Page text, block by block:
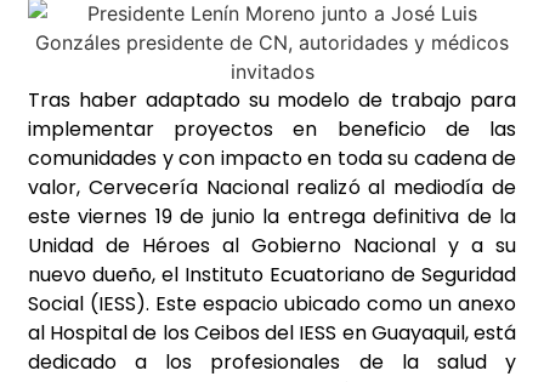
Tras haber adaptado su modelo de trabajo para
implementar proyectos en beneficio de las
comunidades y con impacto en toda su cadena de
valor, Cervecería Nacional realizó al mediodía de
este viernes 19 de junio la entrega definitiva de la
Unidad de Héroes al Gobierno Nacional y a su
nuevo dueño, el Instituto Ecuatoriano de Seguridad
Social (IESS). Este espacio ubicado como un anexo
al Hospital de los Ceibos del IESS en Guayaquil, está
dedicado a los profesionales de la salud y